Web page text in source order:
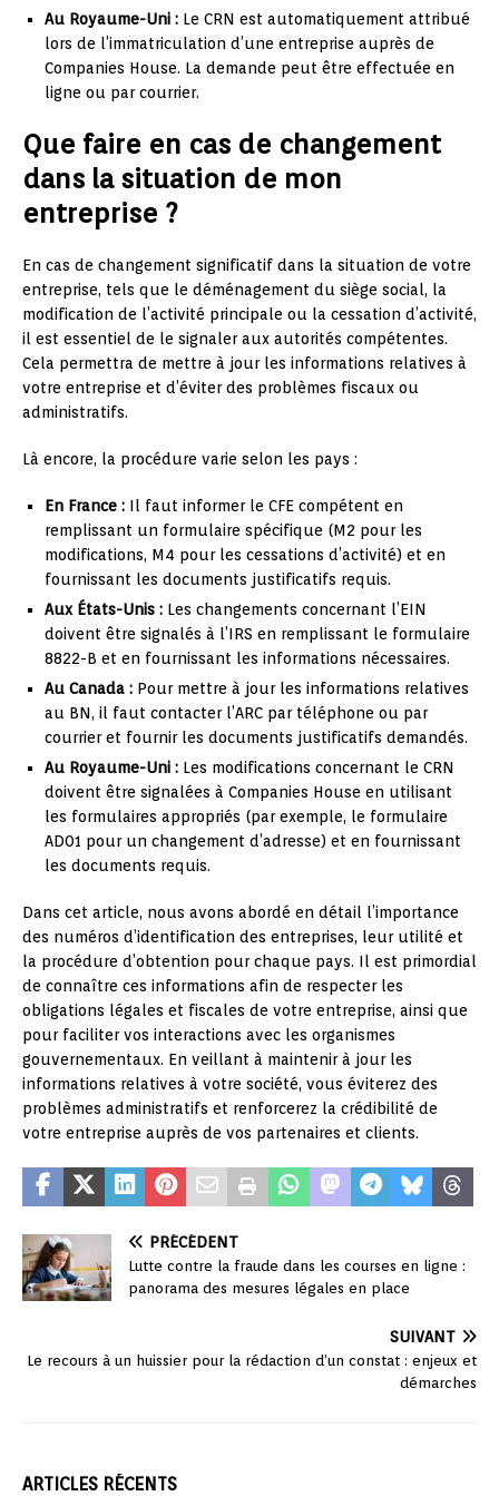
Au Royaume-Uni : Le CRN est automatiquement attribué
lors de l’immatriculation d’une entreprise auprès de
Companies House. La demande peut être effectuée en
ligne ou par courrier.
Que faire en cas de changement
dans la situation de mon
entreprise ?
En cas de changement significatif dans la situation de votre
entreprise, tels que le déménagement du siège social, la
modification de l’activité principale ou la cessation d’activité,
il est essentiel de le signaler aux autorités compétentes.
Cela permettra de mettre à jour les informations relatives à
votre entreprise et d’éviter des problèmes fiscaux ou
administratifs.
Là encore, la procédure varie selon les pays :
En France : Il faut informer le CFE compétent en
remplissant un formulaire spécifique (M2 pour les
modifications, M4 pour les cessations d’activité) et en
fournissant les documents justificatifs requis.
Aux États-Unis : Les changements concernant l’EIN
doivent être signalés à l’IRS en remplissant le formulaire
8822-B et en fournissant les informations nécessaires.
Au Canada : Pour mettre à jour les informations relatives
au BN, il faut contacter l’ARC par téléphone ou par
courrier et fournir les documents justificatifs demandés.
Au Royaume-Uni : Les modifications concernant le CRN
doivent être signalées à Companies House en utilisant
les formulaires appropriés (par exemple, le formulaire
AD01 pour un changement d’adresse) et en fournissant
les documents requis.
Dans cet article, nous avons abordé en détail l’importance
des numéros d’identification des entreprises, leur utilité et
la procédure d’obtention pour chaque pays. Il est primordial
de connaître ces informations afin de respecter les
obligations légales et fiscales de votre entreprise, ainsi que
pour faciliter vos interactions avec les organismes
gouvernementaux. En veillant à maintenir à jour les
informations relatives à votre société, vous éviterez des
problèmes administratifs et renforcerez la crédibilité de
votre entreprise auprès de vos partenaires et clients.
PRÉCÉDENT
Lutte contre la fraude dans les courses en ligne :
panorama des mesures légales en place
SUIVANT
Le recours à un huissier pour la rédaction d’un constat : enjeux et
démarches
ARTICLES RÉCENTS